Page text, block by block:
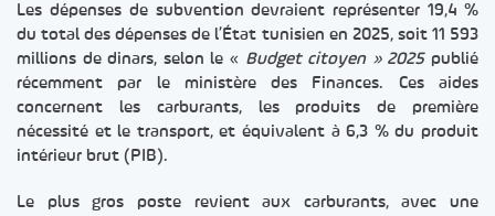
Les dépenses de subvention devraient représenter 19,4 %
du total des dépenses de l’État tunisien en 2025, soit 11 593
millions de dinars, selon le « Budget citoyen » 2025publié
récemment par le ministère des Finances. Ces aides
concernent les carburants, les produits de première
nécessité et le transport, et équivalent à 6,3 % du produit
intérieur brut (PIB).
Le plus gros poste revient aux carburants, avec une